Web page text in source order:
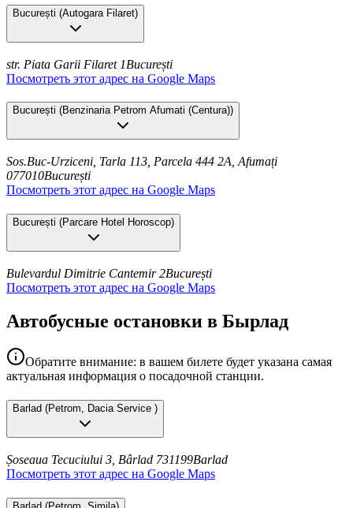
București (Autogara Filaret)
str. Piata Garii Filaret 1București
Посмотреть этот адрес на Google Maps
București (Benzinaria Petrom Afumati (Centura))
Sos.Buc-Urziceni, Tarla 113, Parcela 444 2A, Afumați
077010București
Посмотреть этот адрес на Google Maps
București (Parcare Hotel Horoscop)
Bulevardul Dimitrie Cantemir 2București
Посмотреть этот адрес на Google Maps
Автобусные остановки в Бырлад
Обратите внимание: в вашем билете будет указана самая
актуальная информация о посадочной станции.
Barlad (Petrom, Dacia Service )
Șoseaua Tecuciului 3, Bârlad 731199Barlad
Посмотреть этот адрес на Google Maps